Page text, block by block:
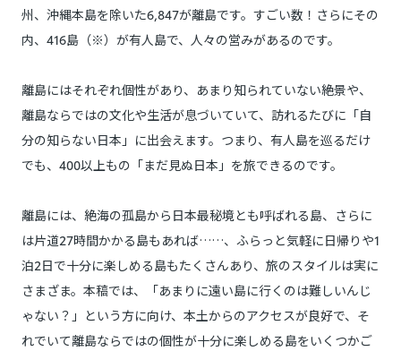
州、沖縄本島を除いた6,847が離島です。すごい数！さらにその
内、416島（※）が有人島で、人々の営みがあるのです。
離島にはそれぞれ個性があり、あまり知られていない絶景や、
離島ならではの文化や生活が息づいていて、訪れるたびに「自
分の知らない日本」に出会えます。つまり、有人島を巡るだけ
でも、400以上もの「まだ見ぬ日本」を旅できるのです。
離島には、絶海の孤島から日本最秘境とも呼ばれる島、さらに
は片道27時間かかる島もあれば……、ふらっと気軽に日帰りや1
泊2日で十分に楽しめる島もたくさんあり、旅のスタイルは実に
さまざま。本稿では、「あまりに遠い島に行くのは難しいんじ
ゃない？」という方に向け、本土からのアクセスが良好で、そ
れでいて離島ならではの個性が十分に楽しめる島をいくつかご